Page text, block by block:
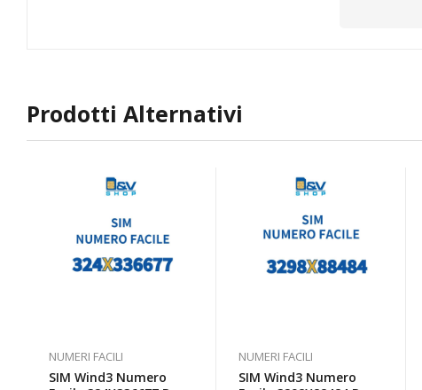
Prodotti Alternativi
NUMERI FACILI
SIM Wind3 Numero
NUMERI FACILI
SIM Wind3 Numero